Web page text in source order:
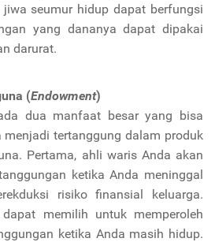
seumur hidup dapat berfungsi
yang dananya dapat dipakai
darurat.
(Endowment)
dua manfaat besar yang bisa
menjadi tertanggung dalam produk
Pertama, ahli waris Anda akan
ketika Anda meninggal
risiko finansial keluarga.
memilih untuk memperoleh
ketika Anda masih hidup.